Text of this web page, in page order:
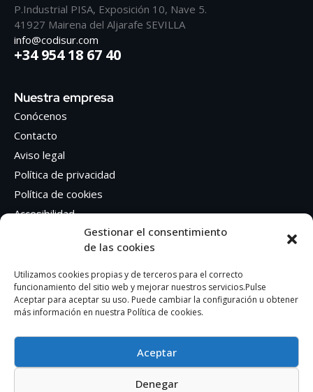
Gestionar el consentimiento
de las cookies
Utilizamos cookies propias y de terceros para el correcto
funcionamiento del sitio web y mejorar nuestros servicios.Pulse
Aceptar para aceptar su uso. Puede cambiar la configuración u obtener
más información en nuestra Política de cookies.
Aceptar
Denegar
P.Industrial PISA, Exposición 10, Nave 5.
41927 Mairena del Aljarafe SEVILLA
info@codisur.com
+34 954 18 67 40
Nuestra empresa
Conócenos
Contacto
Aviso legal
Política de privacidad
Política de cookies
Accesibilidad
Síguenos en Redes sociales
Facebook
Instagram